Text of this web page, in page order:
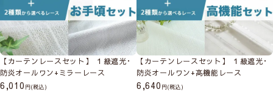
【カーテンレースセット】 １級遮光･
防炎オールワン+ミラーレース
6,010 (税込)
【カーテンレースセット】 １級遮光･
防炎オールワン+高機能レース
6,640 (税込)